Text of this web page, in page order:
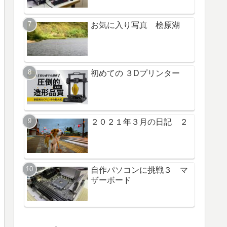
お気に入り写真 桧原湖
初めての ３Dプリンター
２０２１年３月の日記 ２
自作パソコンに挑戦３ マ
ザーボード